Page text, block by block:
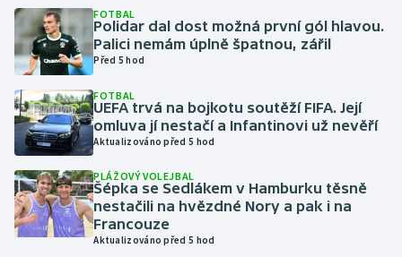
Gymnastika
Házená
Jezdectví
Judo
Krasobruslení
FOTBAL
Polidar dal dost možná první gól hlavou.
Palici nemám úplně špatnou, zářil
Před 5 hod
FOTBAL
UEFA trvá na bojkotu soutěží FIFA. Její
omluva jí nestačí a Infantinovi už nevěří
Aktualizováno před 5 hod
PLÁŽOVÝ VOLEJBAL
Šépka se Sedlákem v Hamburku těsně
nestačili na hvězdné Nory a pak i na
Francouze
Aktualizováno před 5 hod